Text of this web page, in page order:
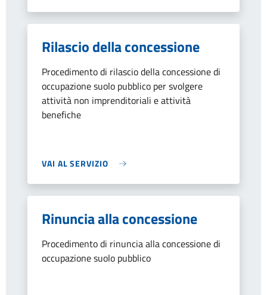
Rilascio della concessione
Procedimento di rilascio della concessione di
occupazione suolo pubblico per svolgere
attività non imprenditoriali e attività
benefiche
VAI AL SERVIZIO
Rinuncia alla concessione
Procedimento di rinuncia alla concessione di
occupazione suolo pubblico